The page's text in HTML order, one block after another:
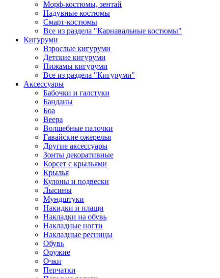
Морф-костюмы, зентай
Надувные костюмы
Смарт-костюмы
Все из раздела "Карнавальные костюмы"
Кигуруми
Взрослые кигуруми
Детские кигуруми
Пижамы кигуруми
Все из раздела "Кигуруми"
Аксессуары
Бабочки и галстуки
Банданы
Боа
Веера
Волшебные палочки
Гавайские ожерелья
Другие аксессуары
Зонты декоративные
Корсет с крыльями
Крылья
Кулоны и подвески
Лысины
Мундштуки
Накидки и плащи
Накладки на обувь
Накладные ногти
Накладные ресницы
Обувь
Оружие
Очки
Перчатки